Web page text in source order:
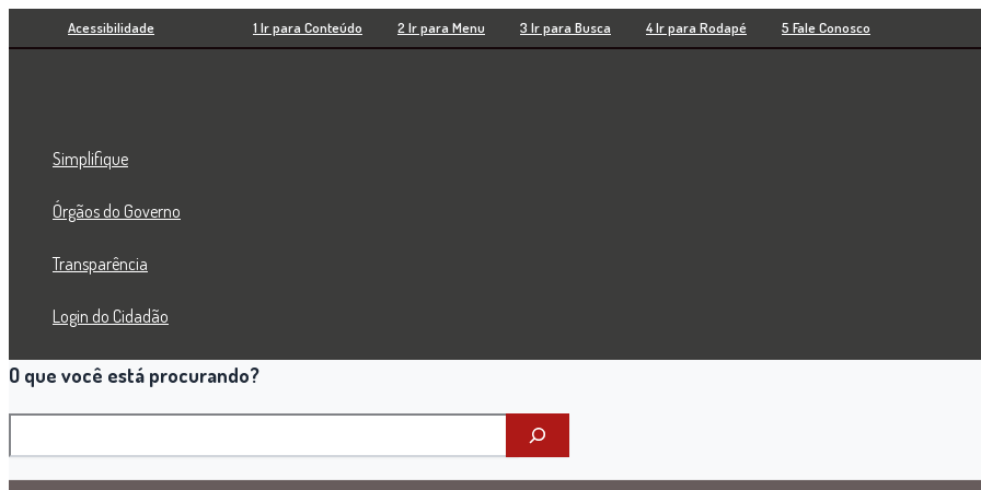
Ir
para
Acessibilidade 1 Ir para Conteúdo 2 Ir para Menu 3 Ir para Busca 4 Ir para Rodapé 5 Fale Conosco
Simplifique
Órgãos do Governo
Transparência
Login do Cidadão
O que você está procurando?
Pesquisar